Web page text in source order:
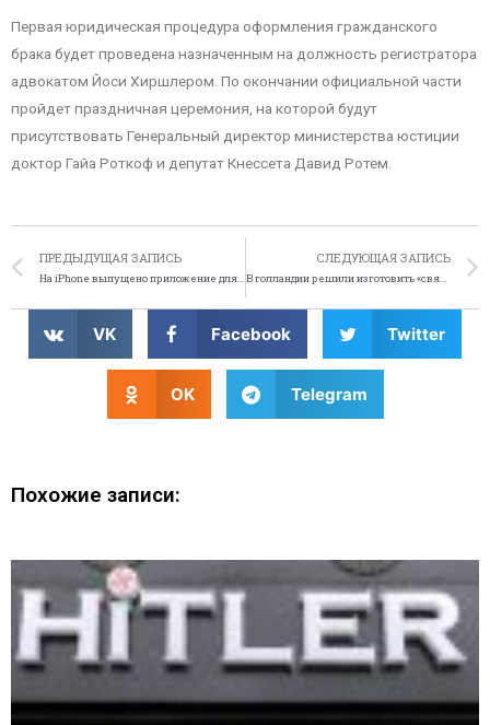
Первая юридическая процедура оформления гражданского
брака будет проведена назначенным на должность регистратора
адвокатом Йоси Хиршлером. По окончании официальной части
пройдет праздничная церемония, на которой будут
присутствовать Генеральный директор министерства юстиции
доктор Гайа Роткоф и депутат Кнессета Давид Ротем.
ПРЕДЫДУЩАЯ ЗАПИСЬ
На iPhone выпущено приложение для нудистов
СЛЕДУЮЩАЯ ЗАПИСЬ
В голландии решили изготовить «священные презервативы»
VK Facebook Twitter
OK Telegram
Похожие записи: